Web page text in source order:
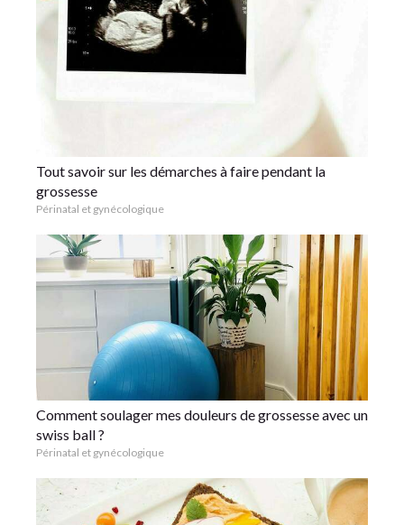
Tout savoir sur les démarches à faire pendant la
grossesse
Périnatal et gynécologique
Comment soulager mes douleurs de grossesse avec un
swiss ball ?
Périnatal et gynécologique